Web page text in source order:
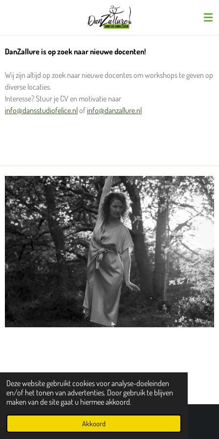
Deze website gebruikt cookies voor analyse-doeleinden
en/of het tonen van advertenties. Door gebruik te blijven
maken van de site gaat u hiermee akkoord.
Akkoord
naar
hoofdinhoud
DanZallure is op zoek naar nieuwe docenten!
Wij zijn altijd op zoek naar nieuwe docentes om workshops te geven op
diverse locaties.
Interesse? Stuur je CV en motivatie naar
info@dansstudiofelice.nlof info@danzallure.nl